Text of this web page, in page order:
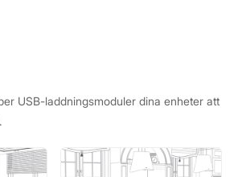
USB-laddningsmoduler dina enheter att